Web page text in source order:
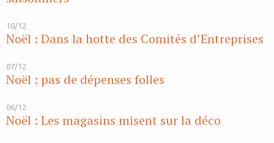
10/12
Noël : Dans la hotte des Comités d’Entreprises
07/12
Noël : pas de dépenses folles
06/12
Noël : Les magasins misent sur la déco